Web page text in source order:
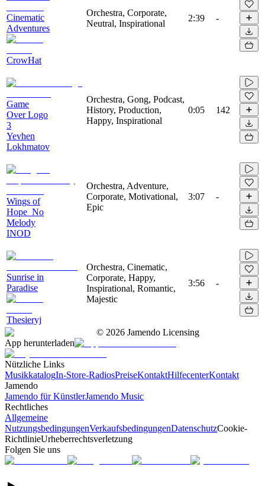
Cinematic
Adventures
CrowHat
Orchestra, Corporate,
Neutral, Inspirational
2:39 -
Game
Over Logo
3
Yevhen
Lokhmatov
Orchestra, Gong, Podcast,
History, Production,
Happy, Inspirational
0:05 142
Wings of
Hope_No
Melody
INOD
Orchestra, Adventure,
Corporate, Motivational,
Epic
3:07 -
Sunrise in
Paradise
Thesieryj
Orchestra, Cinematic,
Corporate, Happy,
Inspirational, Romantic,
Majestic
3:56 -
© 2026 Jamendo Licensing
App herunterladen
Nützliche Links
MusikkatalogIn-Store-RadiosPreiseKontaktHilfecenterKontakt
Jamendo
Jamendo für KünstlerJamendo Music
Rechtliches
Allgemeine
NutzungsbedingungenVerkaufsbedingungenDatenschutzCookie-
RichtlinieUrheberrechtsverletzung
Folgen Sie uns